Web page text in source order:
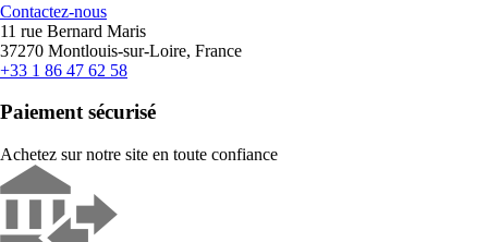
Contactez-nous
11 rue Bernard Maris
37270 Montlouis-sur-Loire, France
+33 1 86 47 62 58
Paiement sécurisé
Achetez sur notre site en toute confiance